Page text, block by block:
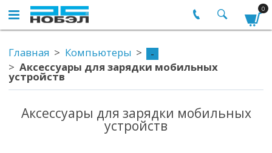
0
Главная Компьютеры
-
Аксессуары для зарядки мобильных
устройств
Аксессуары для зарядки мобильных
устройств